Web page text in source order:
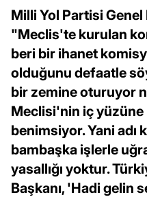
Milli Yol Partisi Genel
"Meclis'te kurulan
beri bir ihanet
olduğunu defaatle
bir zemine oturuyor
Meclisi'nin iç yüzüne
benimsiyor. Yani adı
bambaşka işlerle
yasallığı yoktur.
Başkanı, 'Hadi gelin